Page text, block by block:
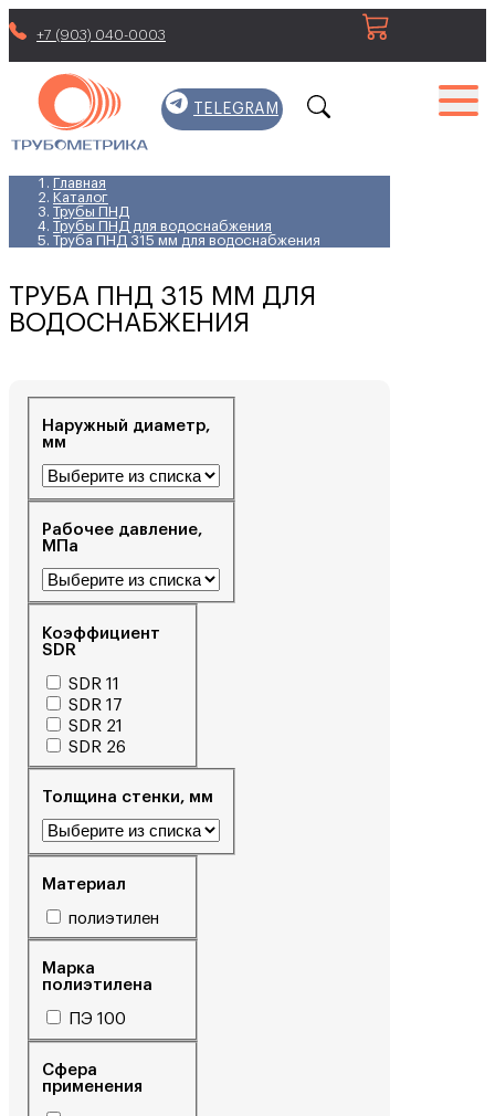
+7 (903) 040-0003
TELEGRAM
Главная
Каталог
Трубы ПНД
Трубы ПНД для водоснабжения
Труба ПНД 315 мм для водоснабжения
ТРУБА ПНД 315 ММ ДЛЯ
ВОДОСНАБЖЕНИЯ
Наружный диаметр,
мм
Рабочее давление,
МПа
Коэффициент
SDR
SDR 11
SDR 17
SDR 21
SDR 26
Толщина стенки, мм
Материал
полиэтилен
Марка
полиэтилена
ПЭ 100
Сфера
применения